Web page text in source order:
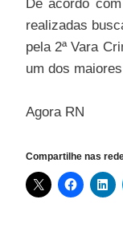
De acordo
realizadas
pela 2ª Vara
um dos
Agora RN
Compartilhe nas